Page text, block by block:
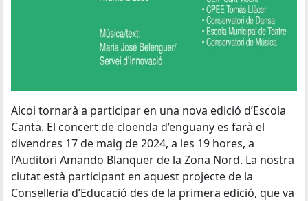
Alcoi tornarà a participar en una nova edició d’Escola
Canta. El concert de cloenda d’enguany es farà el
divendres 17 de maig de 2024, a les 19 hores, a
l’Auditori Amando Blanquer de la Zona Nord. La nostra
ciutat està participant en aquest projecte de la
Conselleria d’Educació des de la primera edició, que va